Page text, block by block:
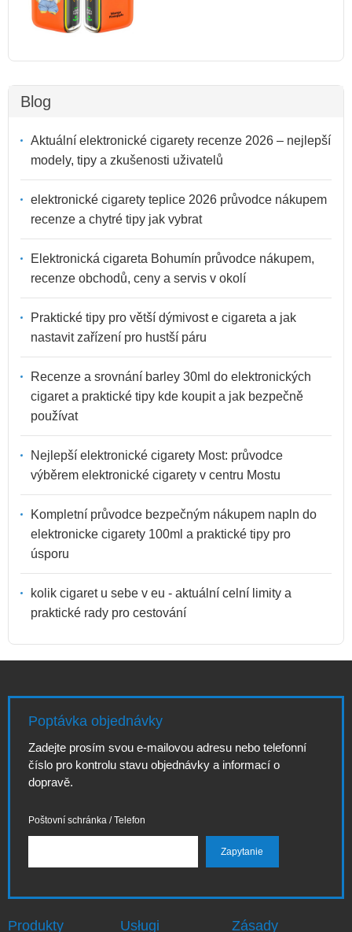
Blog
Aktuální elektronické cigarety recenze 2026 – nejlepší
modely, tipy a zkušenosti uživatelů
elektronické cigarety teplice 2026 průvodce nákupem
recenze a chytré tipy jak vybrat
Elektronická cigareta Bohumín průvodce nákupem,
recenze obchodů, ceny a servis v okolí
Praktické tipy pro větší dýmivost e cigareta a jak
nastavit zařízení pro hustší páru
Recenze a srovnání barley 30ml do elektronických
cigaret a praktické tipy kde koupit a jak bezpečně
používat
Nejlepší elektronické cigarety Most: průvodce
výběrem elektronické cigarety v centru Mostu
Kompletní průvodce bezpečným nákupem napln do
elektronicke cigarety 100ml a praktické tipy pro
úsporu
kolik cigaret u sebe v eu - aktuální celní limity a
praktické rady pro cestování
Poptávka objednávky
Zadejte prosím svou e-mailovou adresu nebo telefonní
číslo pro kontrolu stavu objednávky a informací o
dopravě.
Poštovní schránka / Telefon
Produkty Usługi Zásady